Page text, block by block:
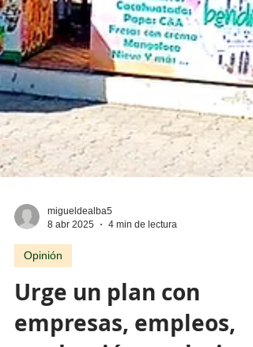
8 abr 2025
4 min de lectura
Opinión